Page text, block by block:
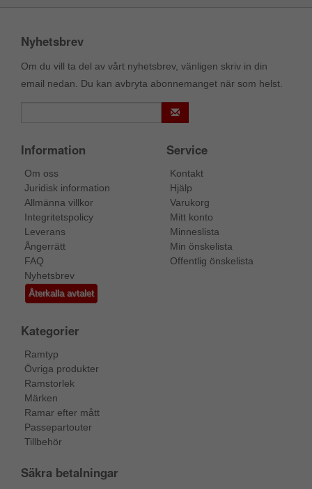
Nyhetsbrev
Om du vill ta del av vårt nyhetsbrev, vänligen skriv in din
email nedan. Du kan avbryta abonnemanget när som helst.
Information
Om oss
Juridisk information
Allmänna villkor
Integritetspolicy
Leverans
Ångerrätt
FAQ
Nyhetsbrev
Återkalla avtalet
Service
Kontakt
Hjälp
Varukorg
Mitt konto
Minneslista
Min önskelista
Offentlig önskelista
Kategorier
Ramtyp
Övriga produkter
Ramstorlek
Märken
Ramar efter mått
Passepartouter
Tillbehör
Säkra betalningar